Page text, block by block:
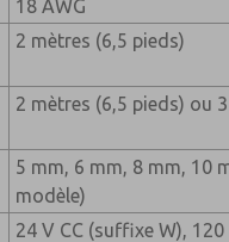
18 AWG
2 mètres (6,5 pieds)
2 mètres (6,5 pieds) ou
5 mm, 6 mm, 8 mm, 10
modèle)
24 V CC (suffixe W),